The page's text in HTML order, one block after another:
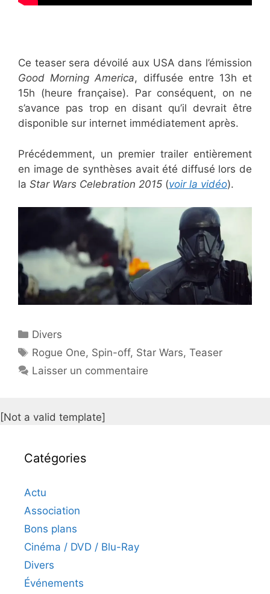
Ce teaser sera dévoilé aux USA dans l’émission
Good Morning America, diffusée entre 13h et
15h (heure française). Par conséquent, on ne
s’avance pas trop en disant qu’il devrait être
disponible sur internet immédiatement après.
Précédemment, un premier trailer entièrement
en image de synthèses avait été diffusé lors de
la Star Wars Celebration 2015 (voir la vidéo).
Catégories
Divers
Étiquettes
Rogue One, Spin-off, Star Wars,Teaser
Laisser un commentaire
[Not a valid template]
Catégories
Actu
Association
Bons plans
Cinéma / DVD / Blu-Ray
Divers
Événements